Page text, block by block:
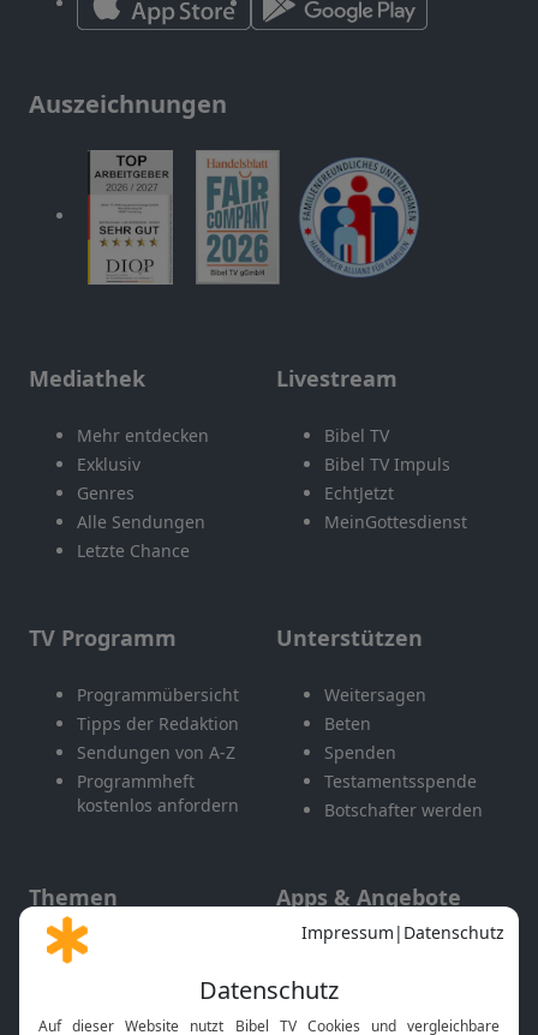
Auszeichnungen
Mediathek
Mehr entdecken
Exklusiv
Genres
Alle Sendungen
Letzte Chance
Livestream
Bibel TV
Bibel TV Impuls
EchtJetzt
MeinGottesdienst
TV Programm
Programmübersicht
Tipps der Redaktion
Sendungen von A-Z
Programmheft
kostenlos anfordern
Unterstützen
Weitersagen
Beten
Spenden
Testamentsspende
Botschafter werden
Themen
Gott und Bibel erklärt
Apps & Angebote
Mobile App